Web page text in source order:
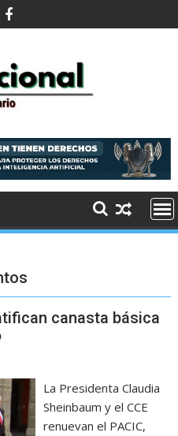
canasta básica
La Presidenta Claudia
Sheinbaum y el CCE
renuevan el PACIC,